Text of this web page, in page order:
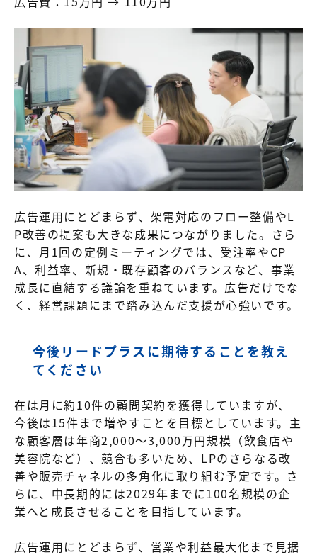
広告運用にとどまらず、架電対応のフロー整備やL
P改善の提案も大きな成果につながりました。さら
に、月1回の定例ミーティングでは、受注率やCP
A、利益率、新規・既存顧客のバランスなど、事業
成長に直結する議論を重ねています。広告だけでな
く、経営課題にまで踏み込んだ支援が心強いです。
今後リードプラスに期待することを教え
てください
在は月に約10件の顧問契約を獲得していますが、
今後は15件まで増やすことを目標としています。主
な顧客層は年商2,000～3,000万円規模（飲食店や
美容院など）、競合も多いため、LPのさらなる改
善や販売チャネルの多角化に取り組む予定です。さ
らに、中長期的には2029年までに100名規模の企
業へと成長させることを目指しています。
広告運用にとどまらず、営業や利益最大化まで見据